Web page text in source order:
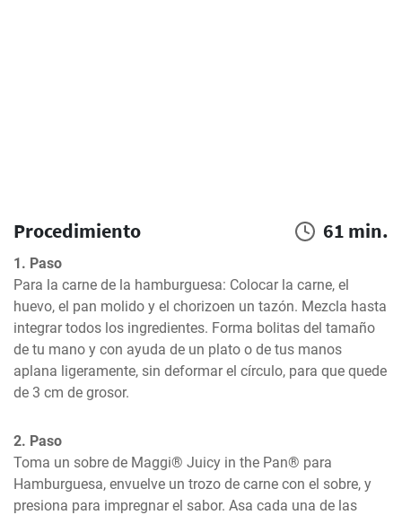
Procedimiento 61 min.
1. Paso
Para la carne de la hamburguesa: Colocar la carne, el
huevo, el pan molido y el chorizoen un tazón. Mezcla hasta
integrar todos los ingredientes. Forma bolitas del tamaño
de tu mano y con ayuda de un plato o de tus manos
aplana ligeramente, sin deformar el círculo, para que quede
de 3 cm de grosor.
2. Paso
Toma un sobre de Maggi® Juicy in the Pan® para
Hamburguesa, envuelve un trozo de carne con el sobre, y
presiona para impregnar el sabor. Asa cada una de las